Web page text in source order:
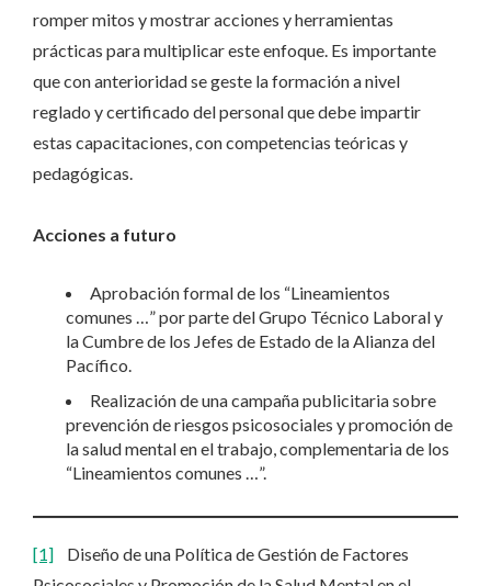
romper mitos y mostrar acciones y herramientas
prácticas para multiplicar este enfoque. Es importante
que con anterioridad se geste la formación a nivel
reglado y certificado del personal que debe impartir
estas capacitaciones, con competencias teóricas y
pedagógicas.
Acciones a futuro
Aprobación formal de los “Lineamientos
comunes …” por parte del Grupo Técnico Laboral y
la Cumbre de los Jefes de Estado de la Alianza del
Pacífico.
Realización de una campaña publicitaria sobre
prevención de riesgos psicosociales y promoción de
la salud mental en el trabajo, complementaria de los
“Lineamientos comunes …”.
[1] Diseño de una Política de Gestión de Factores